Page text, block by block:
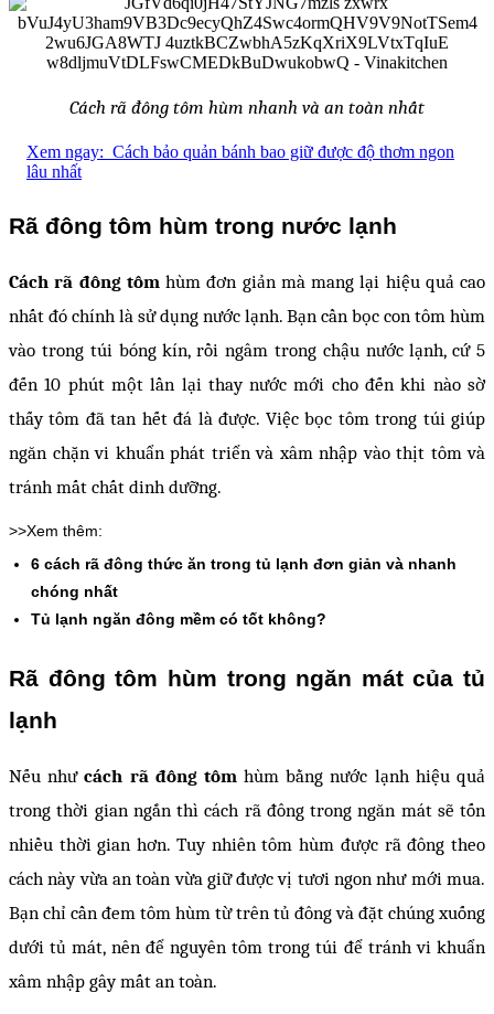
Cách rã đông tôm hùm nhanh và an toàn nhất
Xem ngay: Cách bảo quản bánh bao giữ được độ thơm ngon
lâu nhất
Rã đông tôm hùm trong nước lạnh
Cách rã đông tômhùm đơn giản mà mang lại hiệu quả cao
nhất đó chính là sử dụng nước lạnh. Bạn cần bọc con tôm hùm
vào trong túi bóng kín, rồi ngâm trong chậu nước lạnh, cứ 5
đến 10 phút một lần lại thay nước mới cho đến khi nào sờ
thấy tôm đã tan hết đá là được. Việc bọc tôm trong túi giúp
ngăn chặn vi khuẩn phát triển và xâm nhập vào thịt tôm và
tránh mất chất dinh dưỡng.
>>Xem thêm:
6 cách rã đông thức ăn trong tủ lạnh đơn giản và nhanh
chóng nhất
Tủ lạnh ngăn đông mềm có tốt không?
Rã đông tôm hùm trong ngăn mát của tủ
lạnh
Nếu nhưcách rã đông tômhùm bằng nước lạnh hiệu quả
trong thời gian ngắn thì cách rã đông trong ngăn mát sẽ tốn
nhiều thời gian hơn. Tuy nhiên tôm hùm được rã đông theo
cách này vừa an toàn vừa giữ được vị tươi ngon như mới mua.
Bạn chỉ cần đem tôm hùm từ trên tủ đông và đặt chúng xuống
dưới tủ mát, nên để nguyên tôm trong túi để tránh vi khuẩn
xâm nhập gây mất an toàn.